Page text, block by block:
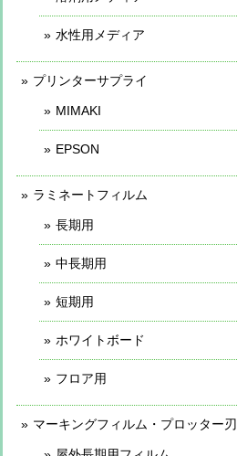
水性用メディア
プリンターサプライ
MIMAKI
EPSON
ラミネートフィルム
長期用
中長期用
短期用
ホワイトボード
フロア用
マーキングフィルム・プロッター刃